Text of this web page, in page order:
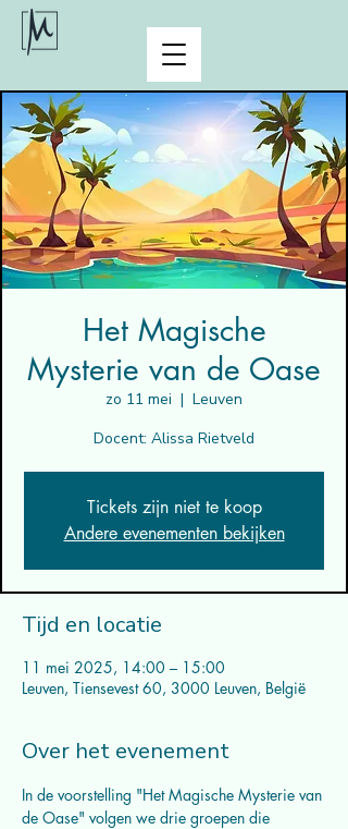
Het Magische
Mysterie van de Oase
zo 11 mei
  |
Leuven
Docent: Alissa Rietveld
Tickets zijn niet te koop
Andere evenementen bekijken
Tijd en locatie
11 mei 2025, 14:00 – 15:00
Leuven, Tiensevest 60, 3000 Leuven, België
Over het evenement
In de voorstelling "Het Magische Mysterie van
de Oase" volgen we drie groepen die